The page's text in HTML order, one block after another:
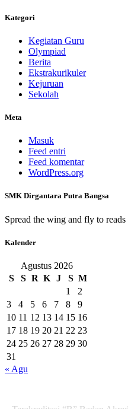
Kategori
Kegiatan Guru
Olympiad
Berita
Ekstrakurikuler
Kejuruan
Sekolah
Meta
Masuk
Feed entri
Feed komentar
WordPress.org
SMK Dirgantara Putra Bangsa
Spread the wing and fly to reads
Kalender
Agustus 2026
S
S R K J S M
1
2
3
4 5 6 7 8
9
10 11 12 13 14 15 16
17 18 19 20 21 22 23
24 25 26 27 28 29 30
31
« Agu